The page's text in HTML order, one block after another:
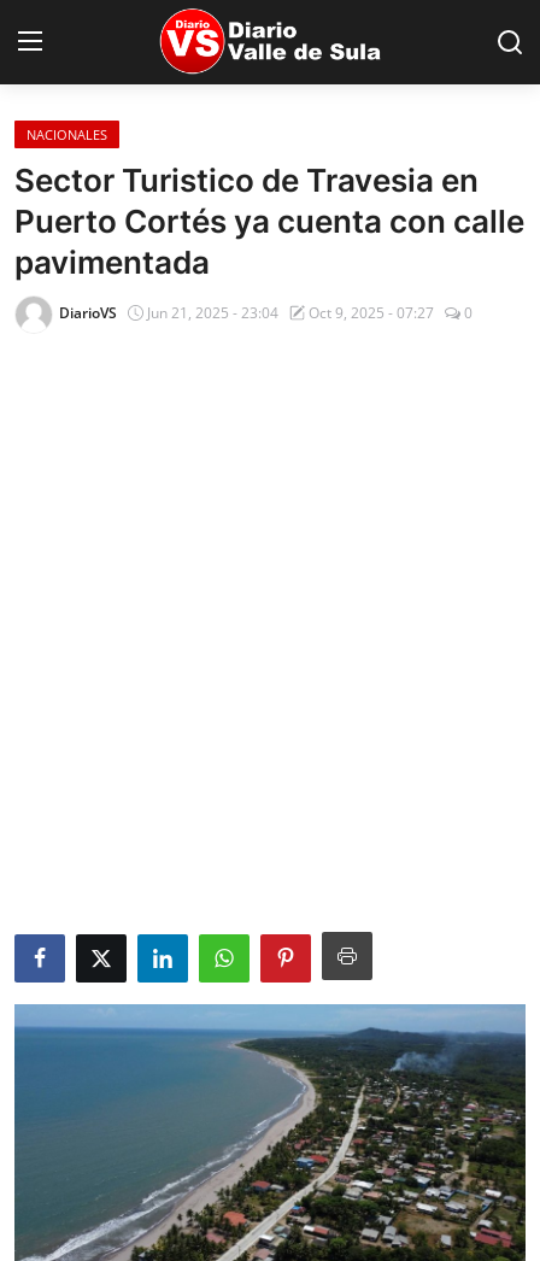
Inicio
Nacionales
Internacionales
Sucesos
NACIONALES
Sector Turistico de Travesia en
Puerto Cortés ya cuenta con calle
pavimentada
DiarioVS Jun 21, 2025 - 23:04 Oct 9, 2025 - 07:27 0